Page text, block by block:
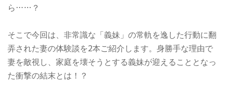
ら……？
そこで今回は、非常識な「義妹」の常軌を逸した行動に翻
弄された妻の体験談を2本ご紹介します。身勝手な理由で
妻を敵視し、家庭を壊そうとする義妹が迎えることとなっ
た衝撃の結末とは！？